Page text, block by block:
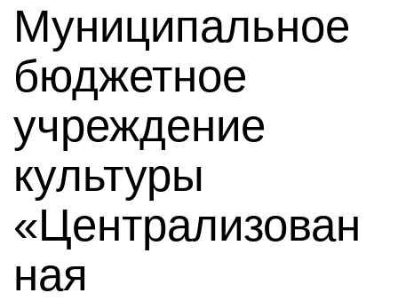
Муниципальное
бюджетное
учреждение
культуры
«Централизован
ная